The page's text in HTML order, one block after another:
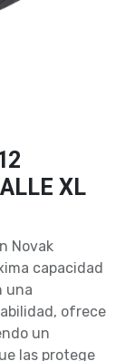
XL
Novak
capacidad
una
ofrece
un
las protege